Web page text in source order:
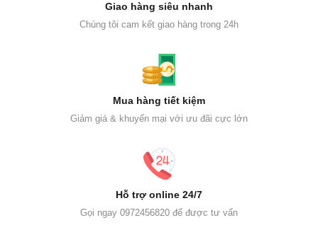
Giao hàng siêu nhanh
Chúng tôi cam kết giao hàng trong 24h
Mua hàng tiết kiệm
Giảm giá & khuyến mại với ưu đãi cực lớn
Hỗ trợ online 24/7
Gọi ngay 0972456820 để được tư vấn